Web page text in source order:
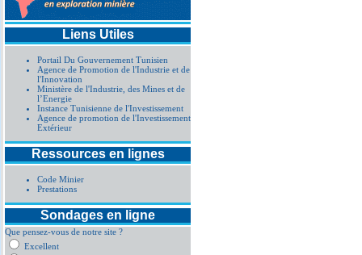
Liens Utiles
Portail Du Gouvernement Tunisien
Agence de Promotion de l'Industrie et de
l'Innovation
Ministère de l'Industrie, des Mines et de
l’Energie
Instance Tunisienne de l'Investissement
Agence de promotion de l'Investissement
Extérieur
Ressources en lignes
Code Minier
Prestations
Sondages en ligne
Que pensez-vous de notre site ?
Excellent